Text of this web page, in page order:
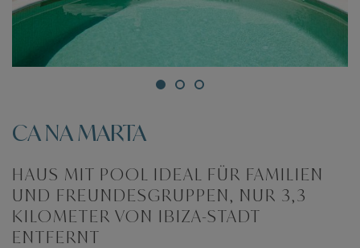
CA NA MARTA
HAUS MIT POOL IDEAL FÜR FAMILIEN
UND FREUNDESGRUPPEN, NUR 3,3
KILOMETER VON IBIZA-STADT
ENTFERNT